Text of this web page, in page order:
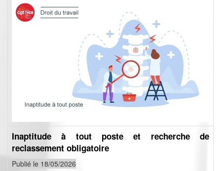
Inaptitude à tout poste et recherche de
reclassement obligatoire
Publié le 18/05/2026